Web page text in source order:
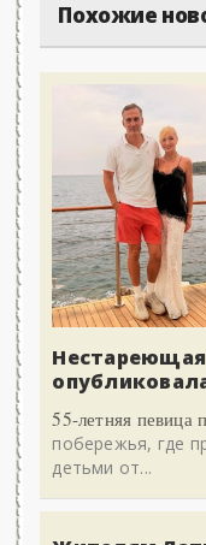
Похожие
55-летняя певица
побережья, где
детьми от...